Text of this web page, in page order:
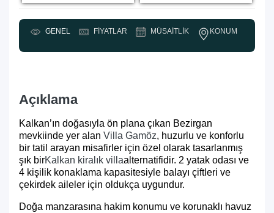
GENEL FIYATLAR MÜSAITLIK KONUM
Açıklama
Kalkan’ın doğasıyla ön plana çıkan Bezirgan
mevkiinde yer alan Villa Gamöz, huzurlu ve konforlu
bir tatil arayan misafirler için özel olarak tasarlanmış
şık birKalkan kiralık villaalternatifidir. 2 yatak odası ve
4 kişilik konaklama kapasitesiyle balayı çiftleri ve
çekirdek aileler için oldukça uygundur.
Doğa manzarasına hakim konumu ve korunaklı havuz